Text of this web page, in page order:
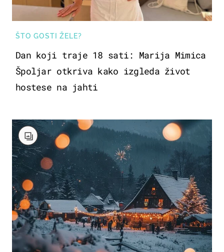
ŠTO GOSTI ŽELE?
Dan koji traje 18 sati: Marija Mimica
Špoljar otkriva kako izgleda život
hostese na jahti